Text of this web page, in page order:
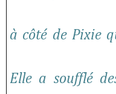
à côté de Pixie
Elle a soufflé